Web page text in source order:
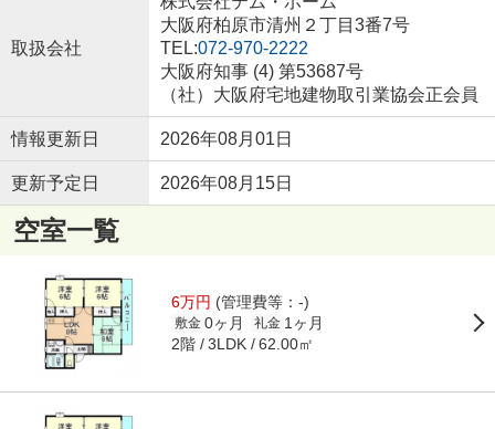
取扱会社
大阪府柏原市清州２丁目3番7号
TEL:072-970-2222
大阪府知事 (4) 第53687号
（社）大阪府宅地建物取引業協会正会員
情報更新日 2026年08月01日
更新予定日 2026年08月15日
空室一覧
6万円 (管理費等：-)
敷金 0ヶ月 礼金 1ヶ月
2階 3LDK 62.00㎡